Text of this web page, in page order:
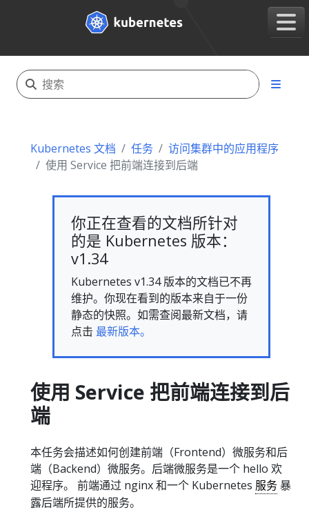
Kubernetes 文档 任务
访问集群中的应用程序
使用 Service 把前端连接到后端
你正在查看的文档所针对
的是 Kubernetes 版本：
v1.34
Kubernetes v1.34 版本的文档已不再
维护。你现在看到的版本来自于一份
静态的快照。如需查阅最新文档，请
点击 最新版本。
使用 Service 把前端连接到后
端
本任务会描述如何创建前端（Frontend）微服务和后
端（Backend）微服务。后端微服务是一个 hello 欢
迎程序。 前端通过 nginx 和一个 Kubernetes 服务暴
露后端所提供的服务。